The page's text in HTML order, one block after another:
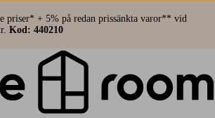
priser* + 5% på redan prissänkta varor** vid
Kod: 440210